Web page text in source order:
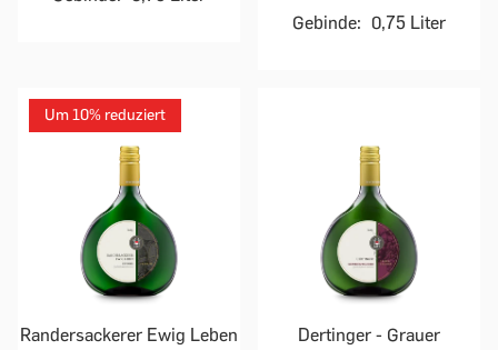
Gebinde: 0,75 Liter
Um 10% reduziert
Randersackerer Ewig Leben
Dertinger - Grauer